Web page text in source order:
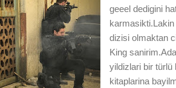
geeel dedigini
dizisi olmaktan
King
yildizlari bir türlü
kitaplarina